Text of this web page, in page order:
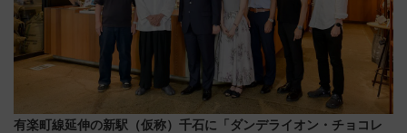
有楽町線延伸の新駅（仮称）千石に「ダンデライオン・チョコレ